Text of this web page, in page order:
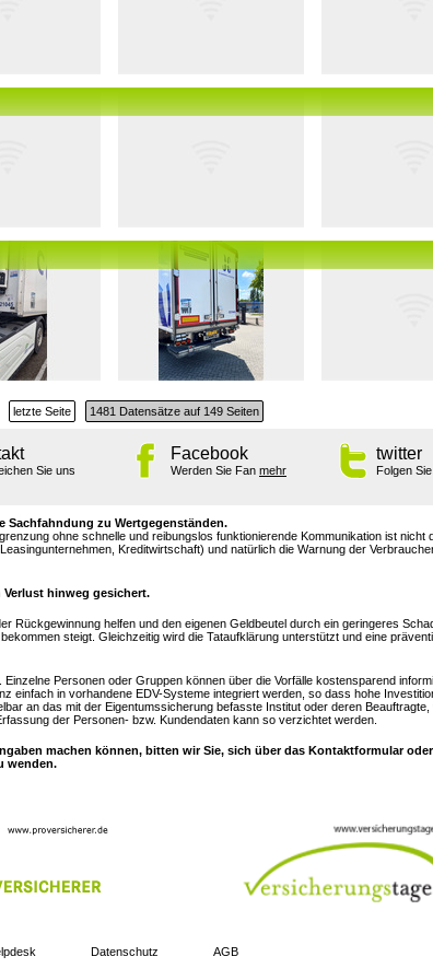
letzte Seite 1481 Datensätze auf 149 Seiten
Sie uns
Facebook
Werden Sie Fan mehr
twitter
Folgen
Sachfahndung zu Wertgegenständen.
ohne schnelle und reibungslos funktionierende Kommunikation ist nicht
Kreditwirtschaft) und natürlich die Warnung der
hinweg gesichert.
helfen und den eigenen Geldbeutel durch ein geringeres
steigt. Gleichzeitig wird die Tataufklärung unterstützt und eine
Einzelne Personen oder Gruppen können über die Vorfälle kostensparend
in vorhandene EDV-Systeme integriert werden, so dass hohe
an das mit der Eigentumssicherung befasste Institut oder deren Beauftragte,
der Personen- bzw. Kundendaten kann so verzichtet werden.
machen können, bitten wir Sie, sich über das Kontaktformular
wenden.
Datenschutz AGB